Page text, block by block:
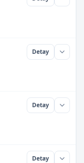
Detay
Detay
Detay